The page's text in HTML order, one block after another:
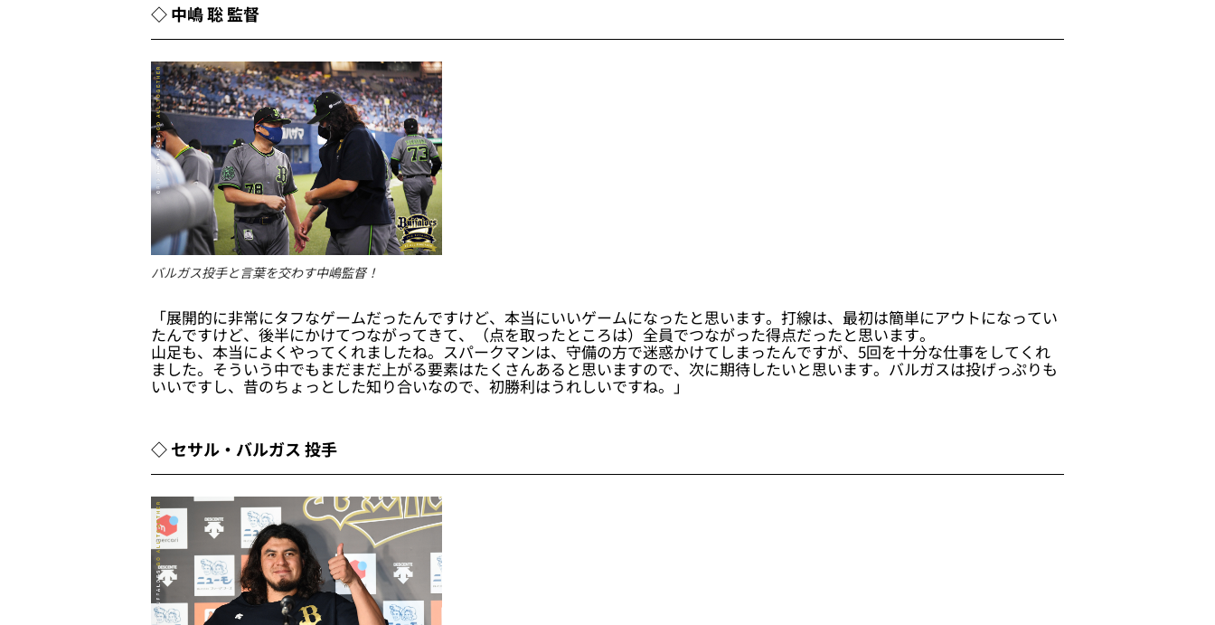
◇ 中嶋 聡 監督
バルガス投手と言葉を交わす中嶋監督！
「展開的に非常にタフなゲームだったんですけど、本当にいいゲームになったと思います。打線は、最初は簡単にアウトになってい
たんですけど、後半にかけてつながってきて、（点を取ったところは）全員でつながった得点だったと思います。
山足も、本当によくやってくれましたね。スパークマンは、守備の方で迷惑かけてしまったんですが、5回を十分な仕事をしてくれ
ました。そういう中でもまだまだ上がる要素はたくさんあると思いますので、次に期待したいと思います。バルガスは投げっぷりも
いいですし、昔のちょっとした知り合いなので、初勝利はうれしいですね。」
◇ セサル・バルガス 投手